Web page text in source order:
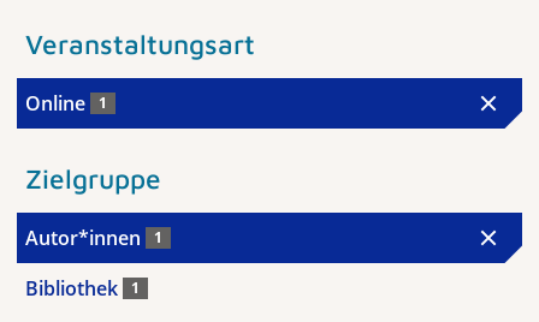
Veranstaltungsart
Online 1
Zielgruppe
Autor*innen 1
Bibliothek 1